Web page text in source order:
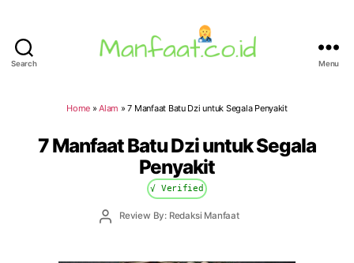
Search Menu
Home »Alam »7 Manfaat Batu Dzi untuk Segala Penyakit
7 Manfaat Batu Dzi untuk Segala
Penyakit
√ Verified
PostReview By: Redaksi Manfaat